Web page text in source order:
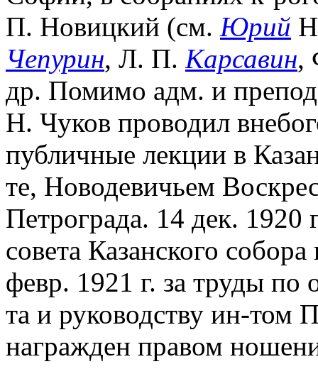
П. Новицкий (см. Юрий
Чепурин, Л. П. Карсавин,
др. Помимо адм. и
Н. Чуков проводил
публичные лекции в
те, Новодевичьем
Петрограда. 14 дек. 1920
совета Казанского
февр. 1921 г. за труды по
та и руководству ин-том
награжден правом